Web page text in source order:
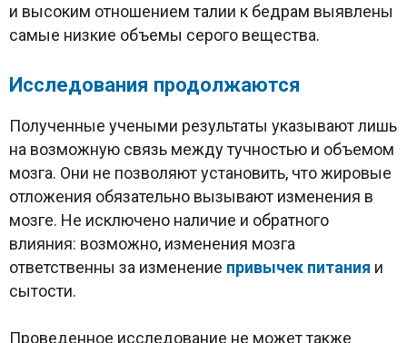
и высоким отношением талии к бедрам выявлены
самые низкие объемы серого вещества.
Исследования продолжаются
Полученные учеными результаты указывают лишь
на возможную связь между тучностью и объемом
мозга. Они не позволяют установить, что жировые
отложения обязательно вызывают изменения в
мозге. Не исключено наличие и обратного
влияния: возможно, изменения мозга
ответственны за изменение привычек питания и
сытости.
Проведенное исследование не может также